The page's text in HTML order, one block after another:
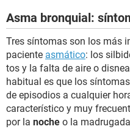
Asma bronquial:
Tres síntomas son los más
paciente asmático: los
tos y la falta de aire o
habitual es que los
de episodios a cualquier
característico y muy
por la noche o la